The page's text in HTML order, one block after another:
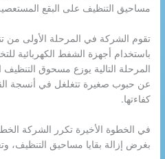
مساحيق التنظيف على البقع
تقوم الشركة في المرحلة الأولى من
باستخدام أجهزة الشفط الكهربائية
المرحلة التالية يوزع مسحوق
عن حبوب صغيرة تتغلغل في أنسجة
كفاءتها.
في الخطوة الأخيرة تكرر الشركة
بغرض إزالة بقايا مساحيق التنظيف،